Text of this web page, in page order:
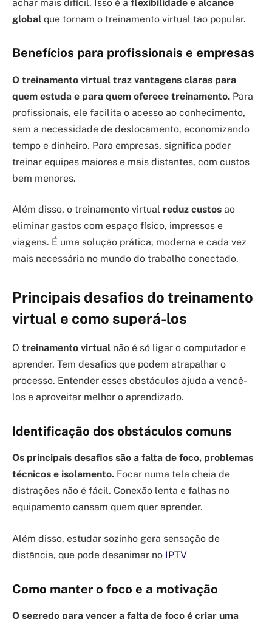
achar mais difícil. Isso é a flexibilidade e alcance
global que tornam o treinamento virtual tão popular.
Benefícios para profissionais e empresas
O treinamento virtual traz vantagens claras para
quem estuda e para quem oferece treinamento. Para
profissionais, ele facilita o acesso ao conhecimento,
sem a necessidade de deslocamento, economizando
tempo e dinheiro. Para empresas, significa poder
treinar equipes maiores e mais distantes, com custos
bem menores.
Além disso, o treinamento virtual reduz custos ao
eliminar gastos com espaço físico, impressos e
viagens. É uma solução prática, moderna e cada vez
mais necessária no mundo do trabalho conectado.
Principais desafios do treinamento
virtual e como superá-los
O treinamento virtual não é só ligar o computador e
aprender. Tem desafios que podem atrapalhar o
processo. Entender esses obstáculos ajuda a vencê-
los e aproveitar melhor o aprendizado.
Identificação dos obstáculos comuns
Os principais desafios são a falta de foco, problemas
técnicos e isolamento. Focar numa tela cheia de
distrações não é fácil. Conexão lenta e falhas no
equipamento cansam quem quer aprender.
Além disso, estudar sozinho gera sensação de
distância, que pode desanimar no IPTV
Como manter o foco e a motivação
O segredo para vencer a falta de foco é criar uma